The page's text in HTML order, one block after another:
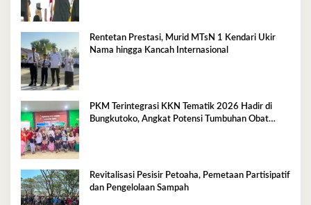
Rentetan Prestasi, Murid MTsN 1 Kendari Ukir
Nama hingga Kancah Internasional
PKM Terintegrasi KKN Tematik 2026 Hadir di
Bungkutoko, Angkat Potensi Tumbuhan Obat
Revitalisasi Pesisir Petoaha, Pemetaan Partisipatif
dan Pengelolaan Sampah